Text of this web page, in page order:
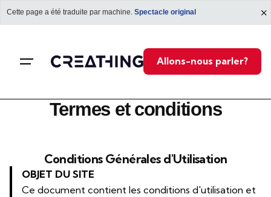
Cette page a été traduite par machine. Spectacle original
Allons-nous parler?
Termes et conditions
Conditions Générales d'Utilisation
OBJET DU SITE
Ce document contient les conditions d'utilisation et